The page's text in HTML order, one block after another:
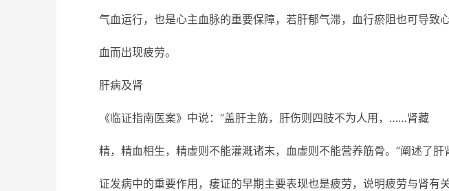
气血运行，也是心主血脉的重要保障，若肝郁气滞，血行瘀阻也可导致
血而出现疲劳。
肝病及肾
《临证指南医案》中说：“盖肝主筋，肝伤则四肢不为人用，……肾藏
精，精血相生，精虚则不能灌溉诸末，血虚则不能营养筋骨。”阐述了肝
证发病中的重要作用，痿证的早期主要表现也是疲劳，说明疲劳与肾有关